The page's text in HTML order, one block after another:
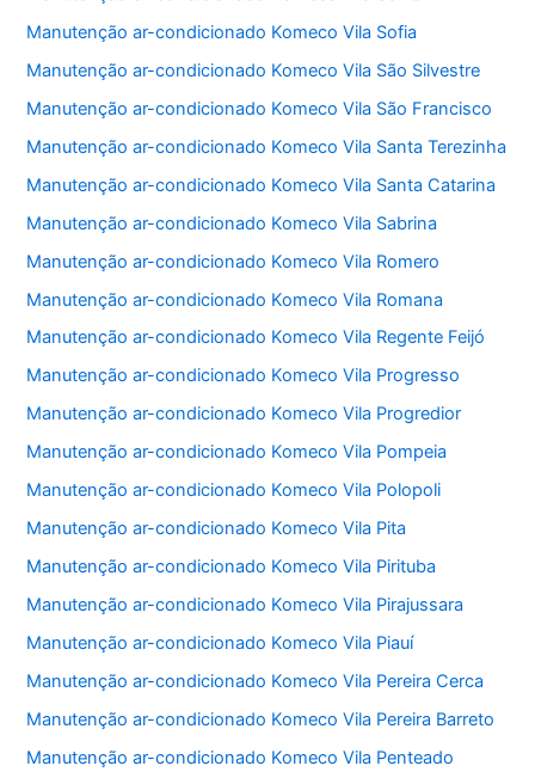
Manutenção ar-condicionado Komeco Vila Sofia
Manutenção ar-condicionado Komeco Vila São Silvestre
Manutenção ar-condicionado Komeco Vila São Francisco
Manutenção ar-condicionado Komeco Vila Santa Terezinha
Manutenção ar-condicionado Komeco Vila Santa Catarina
Manutenção ar-condicionado Komeco Vila Sabrina
Manutenção ar-condicionado Komeco Vila Romero
Manutenção ar-condicionado Komeco Vila Romana
Manutenção ar-condicionado Komeco Vila Regente Feijó
Manutenção ar-condicionado Komeco Vila Progresso
Manutenção ar-condicionado Komeco Vila Progredior
Manutenção ar-condicionado Komeco Vila Pompeia
Manutenção ar-condicionado Komeco Vila Polopoli
Manutenção ar-condicionado Komeco Vila Pita
Manutenção ar-condicionado Komeco Vila Pirituba
Manutenção ar-condicionado Komeco Vila Pirajussara
Manutenção ar-condicionado Komeco Vila Piauí
Manutenção ar-condicionado Komeco Vila Pereira Cerca
Manutenção ar-condicionado Komeco Vila Pereira Barreto
Manutenção ar-condicionado Komeco Vila Penteado